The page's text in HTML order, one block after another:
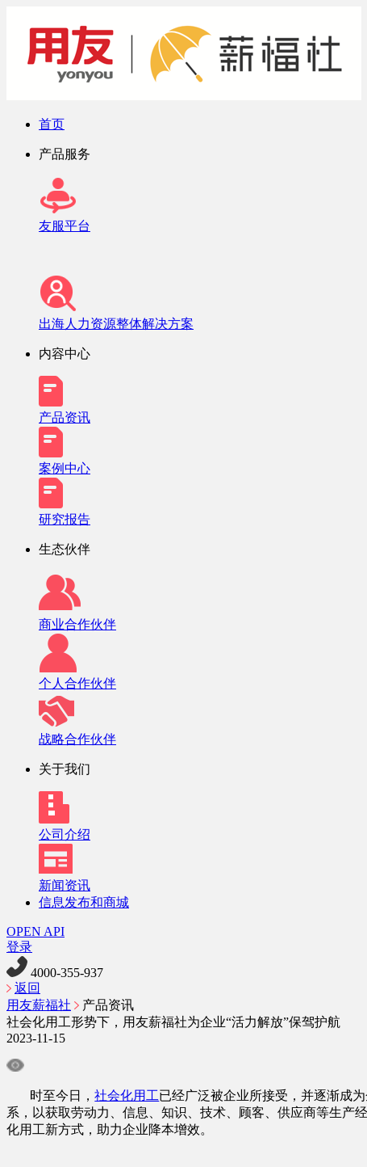
首页
产品服务
友服平台
出海人力资源整体解决方案
内容中心
产品资讯
案例中心
研究报告
生态伙伴
商业合作伙伴
个人合作伙伴
战略合作伙伴
关于我们
公司介绍
新闻资讯
信息发布和商城
OPEN API
登录
4000-355-937
返回
用友薪福社
产品资讯
社会化用工形势下，用友薪福社为企业“活力解放”保驾护航
2023-11-15
时至今日，社会化用工已经广泛被企业所接受，并逐渐成
系，以获取劳动力、信息、知识、技术、顾客、供应商等生产
化用工新方式，助力企业降本增效。